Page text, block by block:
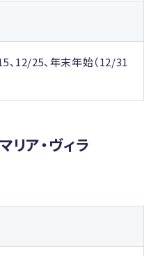
、12/25、年末年始（12/31
ア・ヴィラ